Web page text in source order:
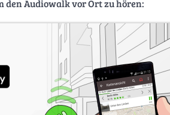
den Audiowalk vor Ort zu hören: